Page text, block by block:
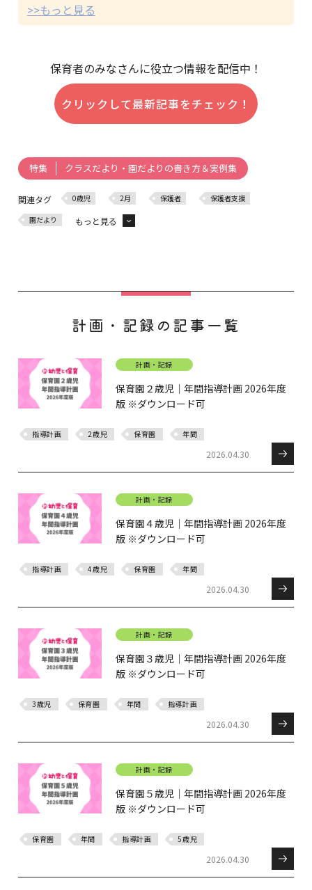
>>もっと見る
保育者のみなさんに役立つ情報を配信中！
クリックして最新記事をチェック！
特集 クラスだより・園だよりの書き方＆実例集
関連タグ 0歳児 2月 保護者 保護者支援
園だより もっと見る
計画・記録の記事一覧
計画・記録
保育園２歳児｜年間指導計画 2026年度
版 ※ダウンロード可
指導計画 2歳児 保育園 年間
2026.04.30
計画・記録
保育園４歳児｜年間指導計画 2026年度
版 ※ダウンロード可
指導計画 4歳児 保育園 年間
2026.04.30
計画・記録
保育園３歳児｜年間指導計画 2026年度
版 ※ダウンロード可
3歳児 保育園 年間 指導計画
2026.04.30
計画・記録
保育園５歳児｜年間指導計画 2026年度
版 ※ダウンロード可
保育園 年間 指導計画 5歳児
2026.04.30